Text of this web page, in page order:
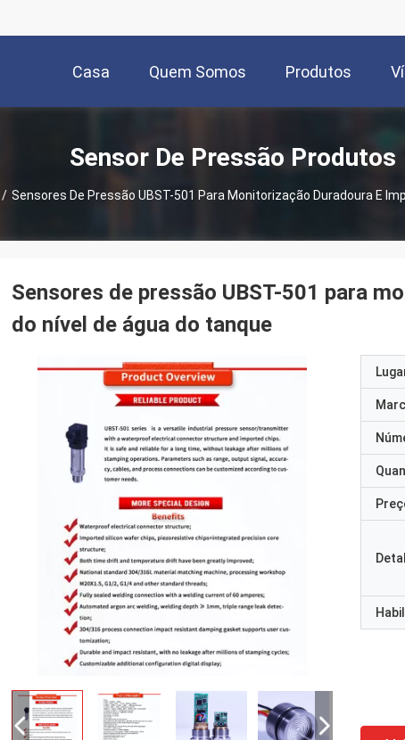
Casa Quem Somos Produtos
Sensor De Pressão Produtos
/ Sensores De Pressão UBST-501 Para Monitorização Duradoura E
Sensores de pressão UBST-501 para
do nível de água do tanque